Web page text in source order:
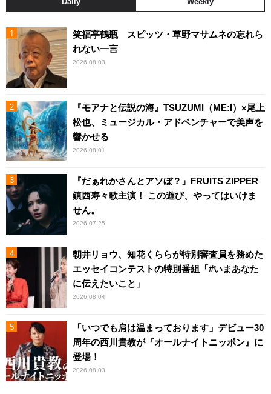
笑福亭鶴瓶 スピッツ・草野マサムネの忘れら
れない一言
2026.08.03
『モアナと伝説の海』TSUZUMI（ME:I）×尾上
松也、ミュージカル・アドベンチャーで美声を
響かせる
2026.08.01
『だぁれかさんとアソぼ？』FRUITS ZIPPER
鎮西寿々歌主演！ この遊び、やってはいけま
せん。
2026.07.25
朝井リョウ、知花くららが特別審査員を務めた
エッセイコンテストの特別番組「#いまあなた
に伝えたいこと」
2026.08.04
「いつでも肩は温まっております」デビュー30
周年の西川貴教が『オールナイトニッポン』に
登場！
2026.08.03